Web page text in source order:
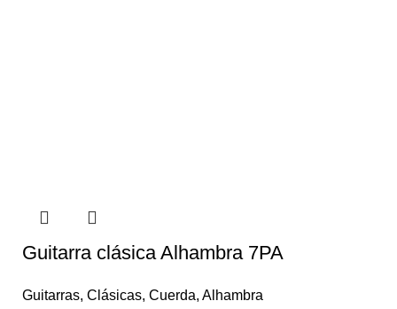
Guitarra clásica Alhambra 7PA
Guitarras,Clásicas,Cuerda,Alhambra